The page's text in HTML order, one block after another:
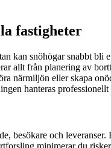
fastigheter
kan snöhögar snabbt bli
allt från planering av
närmiljön eller skapa
hanteras
besökare och